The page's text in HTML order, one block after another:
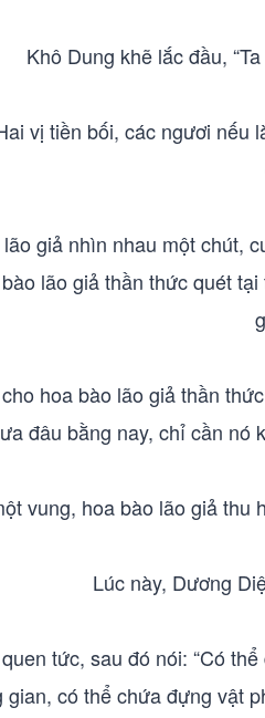
Khô Dung khẽ lắc đầu,
vị tiền bối, các ngươi
giả nhìn nhau một chút,
lão giả thần thức quét
hoa bào lão giả thần
đâu bằng nay, chỉ cần nó
vung, hoa bào lão giả thu
Lúc này, Dương
tức, sau đó nói: “Có
gian, có thể chứa đựng vật